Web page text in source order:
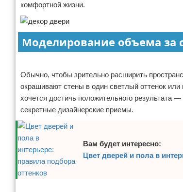
Коммунальные услуги
Сантехника
Безопасность
Стройматериалы
Разное
комфортной жизни.
Моделирование объема за
Обычно, чтобы зрительно расширить
окрашивают стены в один светлый оттенок
хочется достичь положительного результата
секретные дизайнерские приемы.
Вам будет интересно:
Цвет дверей и пола в